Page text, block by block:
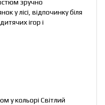
зручно
у лісі, відпочинку біля
ігор і
у кольорі Світлий